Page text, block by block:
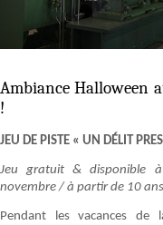
Ambiance Halloween
!
JEU DE PISTE « UN DÉLIT
Jeu gratuit & disponible à
novembre / à partir de 10
Pendant les vacances de